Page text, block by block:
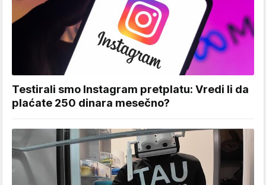
Testirali smo Instagram pretplatu: Vredi li da
plaćate 250 dinara mesečno?